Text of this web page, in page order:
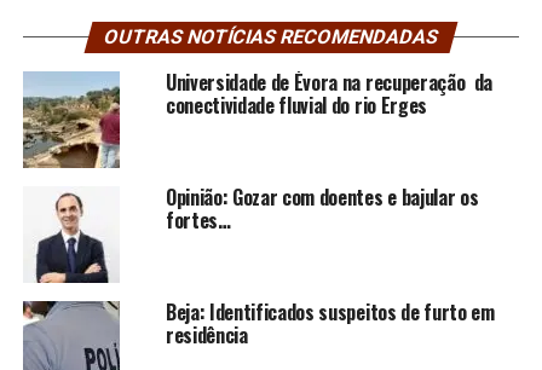
OUTRAS NOTÍCIAS RECOMENDADAS
Universidade de Évora na recuperação da
conectividade fluvial do rio Erges
Opinião: Gozar com doentes e bajular os
fortes…
Beja: Identificados suspeitos de furto em
residência